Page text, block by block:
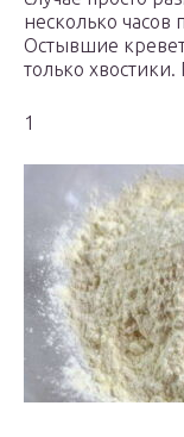
несколько часов
Остывшие
только хвостики.
1